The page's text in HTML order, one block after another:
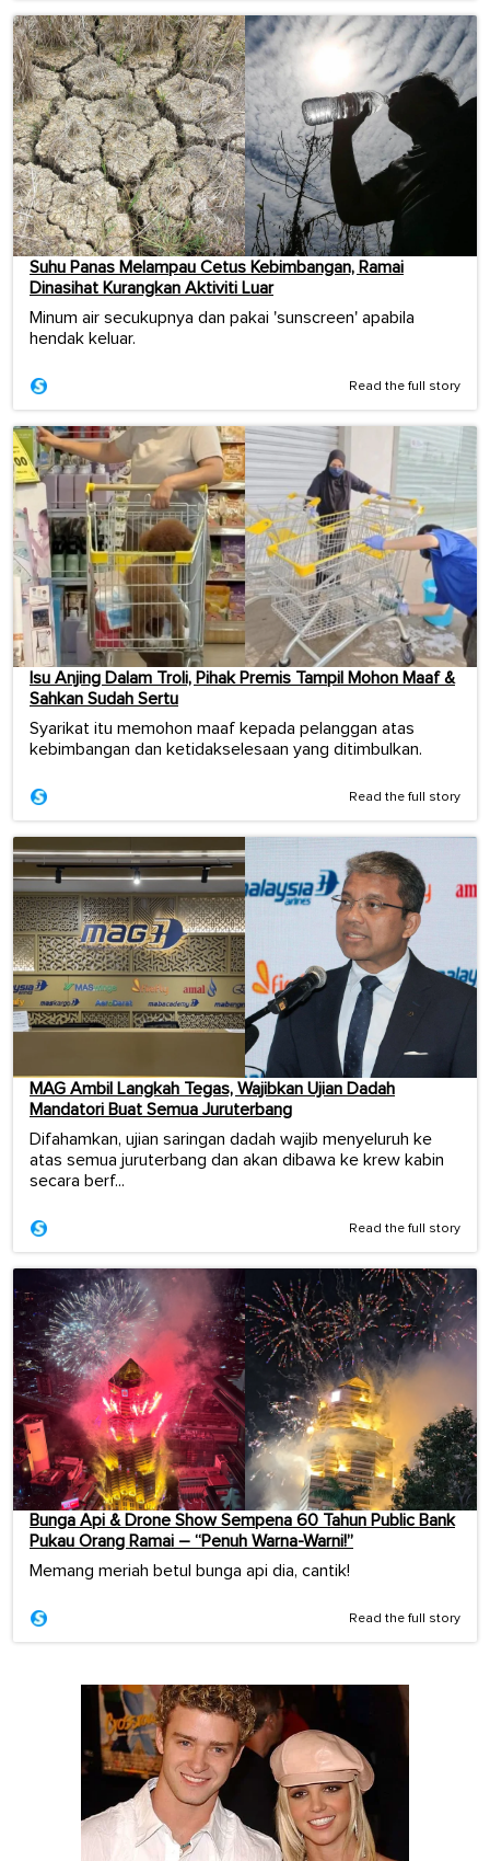
Suhu Panas Melampau Cetus Kebimbangan, Ramai
Dinasihat Kurangkan Aktiviti Luar
Minum air secukupnya dan pakai 'sunscreen' apabila
hendak keluar.
Read the full story
Isu Anjing Dalam Troli, Pihak Premis Tampil Mohon Maaf &
Sahkan Sudah Sertu
Syarikat itu memohon maaf kepada pelanggan atas
kebimbangan dan ketidakselesaan yang ditimbulkan.
Read the full story
MAG Ambil Langkah Tegas, Wajibkan Ujian Dadah
Mandatori Buat Semua Juruterbang
Difahamkan, ujian saringan dadah wajib menyeluruh ke
atas semua juruterbang dan akan dibawa ke krew kabin
secara berf...
Read the full story
Bunga Api & Drone Show Sempena 60 Tahun Public Bank
Pukau Orang Ramai – “Penuh Warna-Warni!”
Memang meriah betul bunga api dia, cantik!
Read the full story